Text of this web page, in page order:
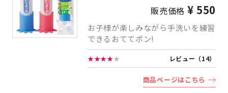
販売価格 ¥ 550
お子様が楽しみながら手洗いを練習
できるおててポン!
★★★★★ レビュー（14）
商品ページはこちら